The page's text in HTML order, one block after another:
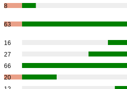
8
63
16
27
66
20